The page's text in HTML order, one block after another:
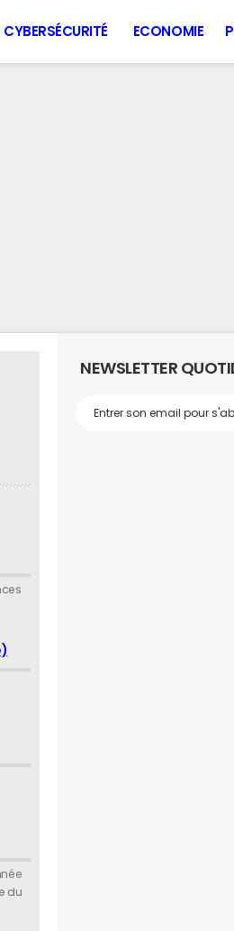
CYBERSÉCURITÉ ECONOMIE
du
NEWSLETTER